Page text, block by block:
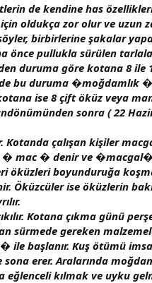
de kendine has
oldukça zor olur ve uzun
birbirlerine şakalar
önce pullukla sürülen
duruma göre kotana 8
bu duruma
ise 8 çift öküz veya
sonra ( 22
çalışan kişiler
� mac � denir ve
öküzleri boyunduruğa
ise öküzlerin
Kotana çıkma günü
sürmede gereken
başlanır. Kuş ötümü
erer. Aralarında
kılmak ve uyku